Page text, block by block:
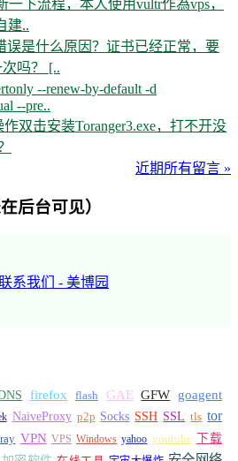
一下流程，本人使用vultr作為vps，
建..
误是什么原因？证书已经正常，要
吗？ [..
--renew-by-default -d
--pre..
双击安装Toranger3.exe，打不开没
近期所有留言 »
后台可见）
系我们 - 美博园
firefox flash GAE GFW
goagent
NaiveProxy p2p Socks SSH SSL tls tor
VPN VPS Windows yahoo youtube 下载